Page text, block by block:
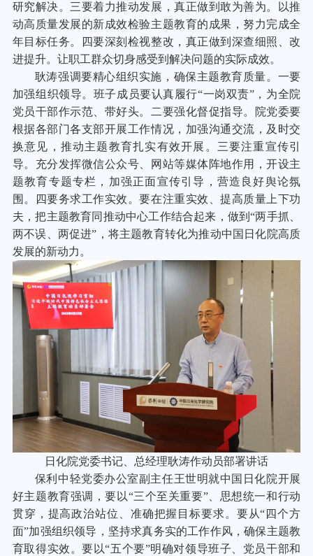
研究解决。三要着力推动发展，真正做到敢为善为。以推
动高质量发展的新成效检验主题教育的成果，努力完成全
年目标任务。四要深刻检视整改，真正做到深查细照、改
进提升。让职工群众切身感受到解决问题的实际成效。
耿涛强调要精心组织实施，确保主题教育质量。一要
加强组织领导。班子成员要认真履行“一岗双责”，为全院
党员干部作示范、带好头。二要强化督促指导。院党委要
根据各部门各支部开展工作情况，加强沟通交流，及时交
换意见，推动主题教育扎实有效开展。三要注重宣传引
导。充分发挥微信公众号、网站等媒体阵地作用，开设主
题教育专题专栏，加强正面宣传引导，营造良好舆论氛
围。四要务求工作实效。要在注重实效、提高质量上下功
夫，把主题教育同推动中心工作结合起来，做到“两手抓、
两不误、两促进”，将主题教育转化为推动中国日化院高质
发展的新动力。
日化院党委书记、总经理耿涛作动员部署讲话
保利中轻党委办公室副主任王世明就中国日化院开展
好主题教育强调，要以“三个至关重要”、思想统一和行动
贯穿，提高政治站位、准确把握目标要求。要从“四个方
面”加强组织领导，坚持求真务实的工作作风，确保主题教
育取得实效。要以“五个要”明确对领导班子、党员干部和